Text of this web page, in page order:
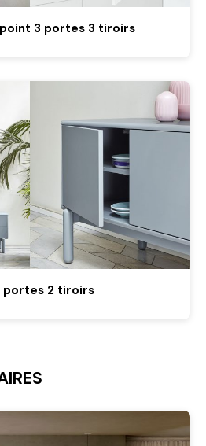
3 portes 3 tiroirs
portes 2 tiroirs